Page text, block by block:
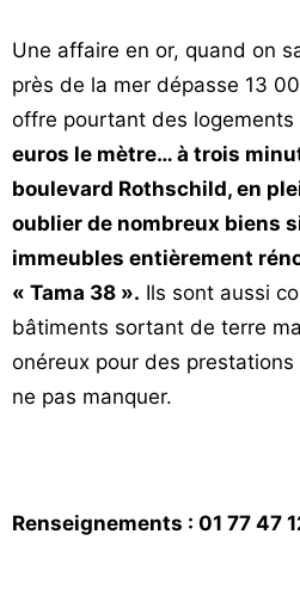
Une affaire en or, quand on
près de la mer dépasse 13
offre pourtant des logements
euros le mètre… à trois
boulevard Rothschild, en
oublier de nombreux biens
immeubles entièrement
« Tama 38 ». Ils sont aussi
bâtiments sortant de terre
onéreux pour des
ne pas manquer.
Renseignements : 01 77 47